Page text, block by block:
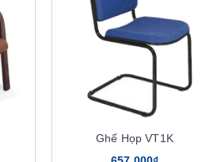
Ghế Họp VT1K